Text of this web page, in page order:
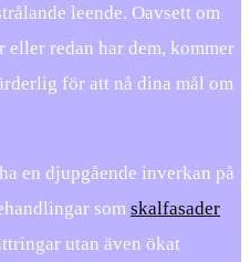
leende. Oavsett om
eller redan har dem, kommer
för att nå dina mål om
en djupgående inverkan på
som skalfasader
utan även ökat